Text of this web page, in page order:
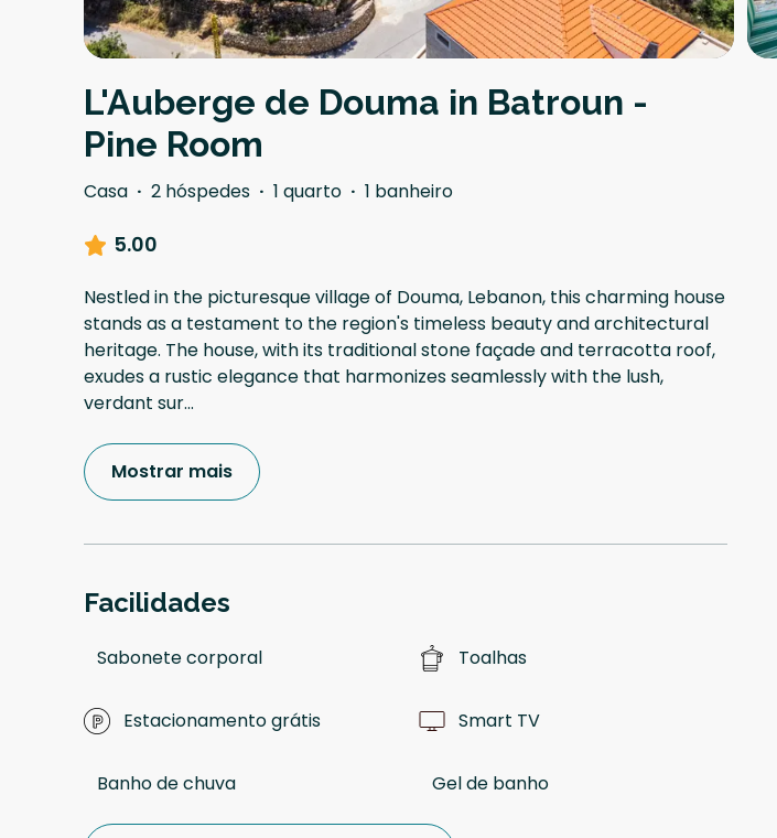
L'Auberge de Douma in Batroun -
Pine Room
Casa · 2 hóspedes · 1 quarto · 1 banheiro
5.00
Nestled in the picturesque village of Douma, Lebanon, this charming house
stands as a testament to the region's timeless beauty and architectural
heritage. The house, with its traditional stone façade and terracotta roof,
exudes a rustic elegance that harmonizes seamlessly with the lush,
verdant sur...
Mostrar mais
Facilidades
Sabonete corporal Toalhas
Estacionamento grátis Smart TV
Banho de chuva Gel de banho